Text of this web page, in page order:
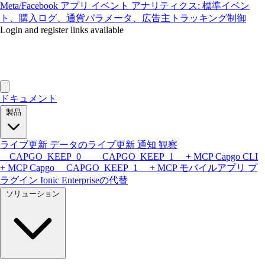
Meta/Facebook アプリ イベント アナリティクス: 標準イベン
ト、購入ログ、通貨パラメータ、広告主トラッキング制御
Login and register links available
ドキュメント
製品
ライブ更新 データのライブ更新 通知 観察
__CAPGO_KEEP_0__ __CAPGO_KEEP_1__ + MCPCapgo CLI
+ MCPCapgo __CAPGO_KEEP_1__ + MCP モバイルアプリ プ
ラグイン Ionic Enterpriseの代替
ソリューション